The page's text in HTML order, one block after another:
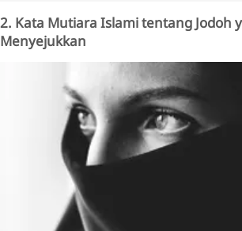
2. Kata Mutiara Islami tentang Jodoh
Menyejukkan